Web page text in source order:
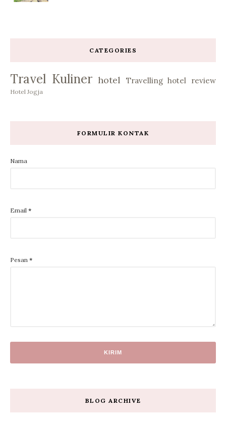
CATEGORIES
Travel Kuliner hotel Travelling hotel review
Hotel Jogja
FORMULIR KONTAK
Nama
Email *
Pesan *
BLOG ARCHIVE